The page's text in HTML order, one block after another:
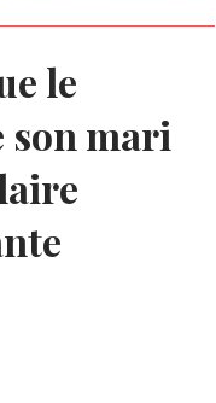
le
son mari